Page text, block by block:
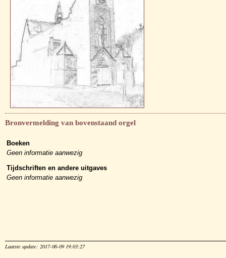
Bronvermelding van bovenstaand orgel
Boeken
Geen informatie aanwezig
Tijdschriften en andere uitgaves
Geen informatie aanwezig
Laatste update: 2017-06-09 19:03:27